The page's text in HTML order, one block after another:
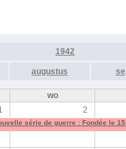
1942
augustus
wo
2
série de guerre : Fondée le